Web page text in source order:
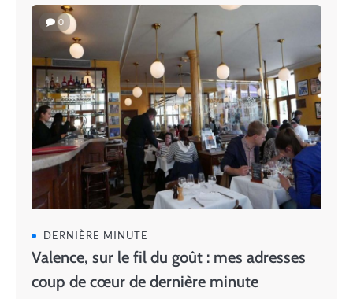
0
DERNIÈRE MINUTE
Valence, sur le fil du goût : mes adresses
coup de cœur de dernière minute